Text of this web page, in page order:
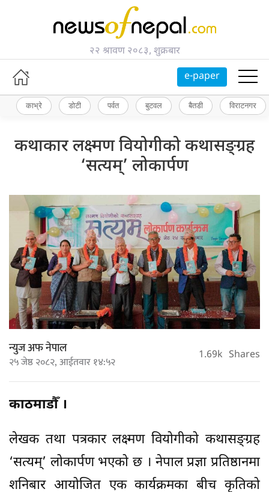
२२ श्रावण २०८३, शुक्रबार
e-paper
काभ्रे डोटी पर्वत बुटवल बैतडी विराटनगर
कथाकार लक्ष्मण वियोगीको कथासङ्ग्रह
‘सत्यम्’ लोकार्पण
न्युज अफ नेपाल
२५ जेष्ठ २०८२, आईतवार १४:५२ 1.69k Shares
काठमाडौँ ।
लेखक तथा पत्रकार लक्ष्मण वियोगीको कथासङ्ग्रह
‘सत्यम्’ लोकार्पण भएको छ । नेपाल प्रज्ञा प्रतिष्ठानमा
शनिबार आयोजित एक कार्यक्रमका बीच कृतिको